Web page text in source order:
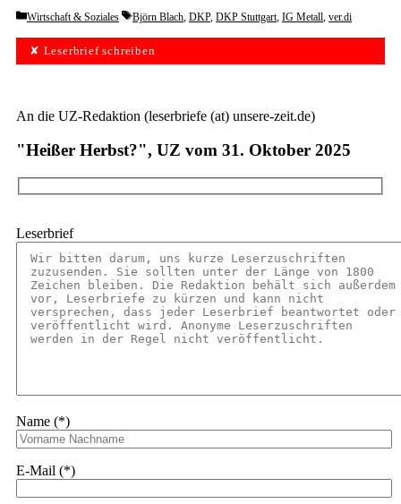
Categories
Wirtschaft & Soziales Tags
Björn Blach, DKP, DKP Stuttgart, IG Metall, ver.di
✘ Leserbrief schreiben
An die UZ-Redaktion (leserbriefe (at) unsere-zeit.de)
"Heißer Herbst?", UZ vom 31. Oktober 2025
Leserbrief
Name (*)
E-Mail (*)